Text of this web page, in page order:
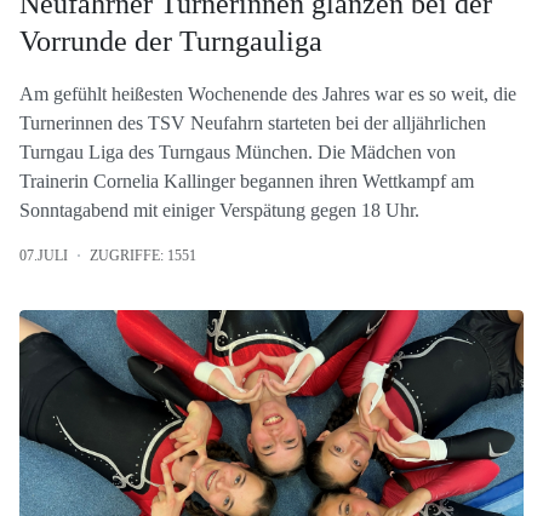
Vorrunde der Turngauliga
Am gefühlt heißesten Wochenende des Jahres war es so weit, die
Turnerinnen des TSV Neufahrn starteten bei der alljährlichen
Turngau Liga des Turngaus München. Die Mädchen von
Trainerin Cornelia Kallinger begannen ihren Wettkampf am
Sonntagabend mit einiger Verspätung gegen 18 Uhr.
07.JULI ZUGRIFFE: 1551